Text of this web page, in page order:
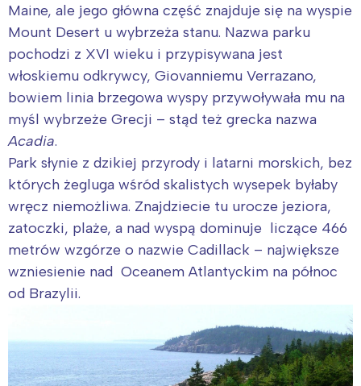
Maine, ale jego główna część znajduje się na wyspie
Mount Desert u wybrzeża stanu. Nazwa parku
pochodzi z XVI wieku i przypisywana jest
włoskiemu odkrywcy, Giovanniemu Verrazano,
bowiem linia brzegowa wyspy przywoływała mu na
myśl wybrzeże Grecji – stąd też grecka nazwa
Acadia.
Park słynie z dzikiej przyrody i latarni morskich, bez
których żegluga wśród skalistych wysepek byłaby
wręcz niemożliwa. Znajdziecie tu urocze jeziora,
zatoczki, plaże, a nad wyspą dominuje liczące 466
metrów wzgórze o nazwie Cadillack – największe
wzniesienie nad Oceanem Atlantyckim na północ
od Brazylii.